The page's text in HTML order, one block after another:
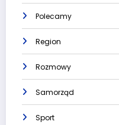
Polecamy
Region
Rozmowy
Samorząd
Sport